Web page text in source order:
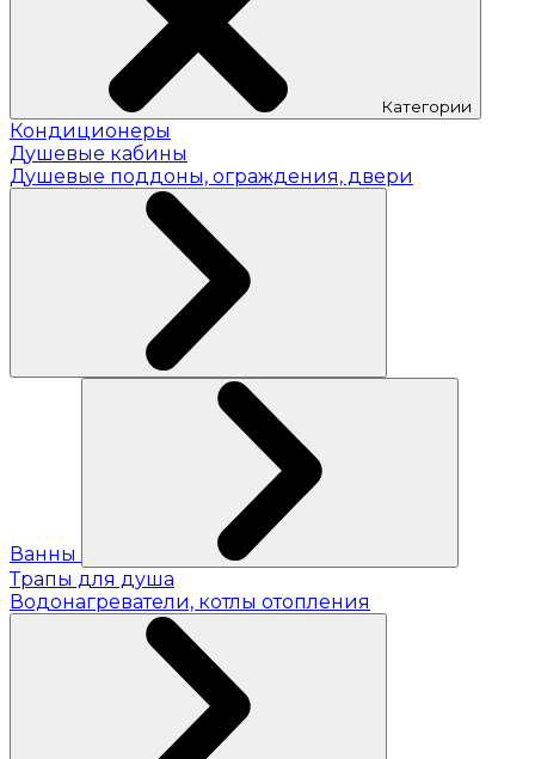
Категории
Кондиционеры
Душевые кабины
Душевые поддоны, ограждения, двери
Ванны
Трапы для душа
Водонагреватели, котлы отопления